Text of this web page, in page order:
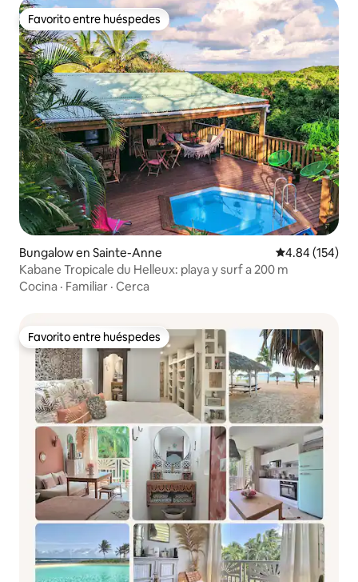
Favorito entre huéspedes
Favorito entre huéspedes
Bungalow en Sainte-Anne Calificación
4.84 (154)
Kabane Tropicale du Helleux: playa y surf a 200 m
Cocina · Familiar · Cerca
Favorito entre huéspedes
Favorito entre huéspedes